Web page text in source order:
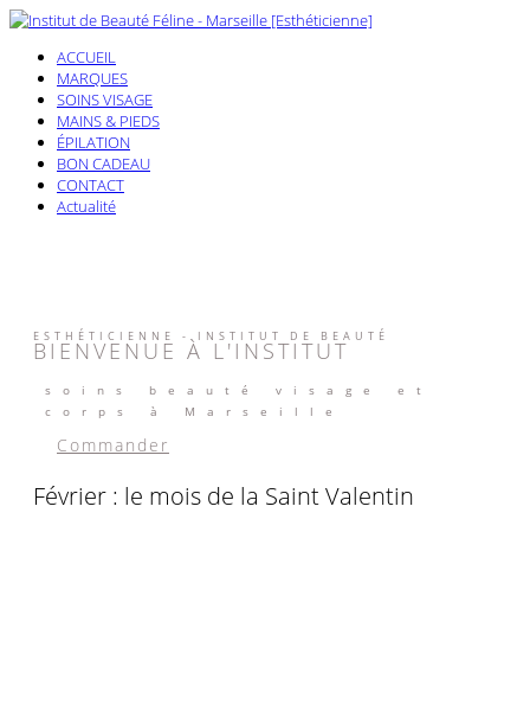
ACCUEIL
MARQUES
SOINS VISAGE
MAINS & PIEDS
ÉPILATION
BON CADEAU
CONTACT
Actualité
ESTHÉTICIENNE - INSTITUT DE BEAUTÉ
BIENVENUE À L'INSTITUT
soins beauté visage et
corps à Marseille
Commander
Février : le mois de la Saint Valentin